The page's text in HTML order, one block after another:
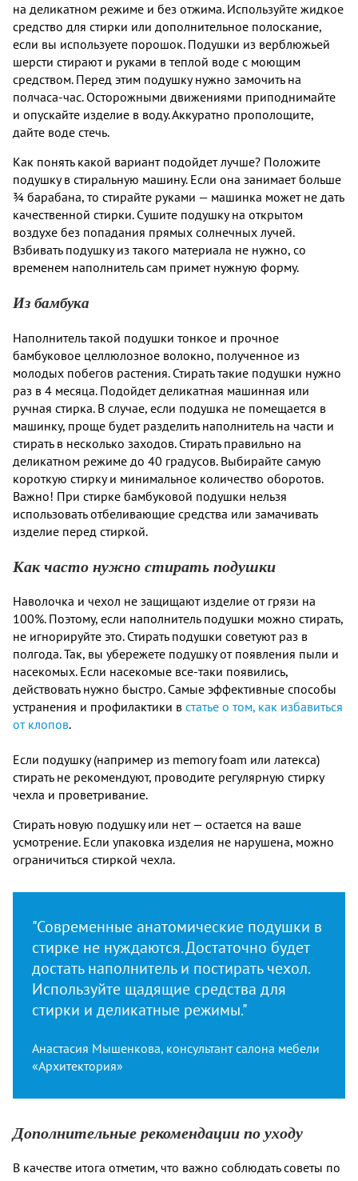
на деликатном режиме и без отжима. Используйте жидкое
средство для стирки или дополнительное полоскание,
если вы используете порошок. Подушки из верблюжьей
шерсти стирают и руками в теплой воде с моющим
средством. Перед этим подушку нужно замочить на
полчаса-час. Осторожными движениями приподнимайте
и опускайте изделие в воду. Аккуратно прополощите,
дайте воде стечь.
Как понять какой вариант подойдет лучше? Положите
подушку в стиральную машину. Если она занимает больше
¾ барабана, то стирайте руками — машинка может не дать
качественной стирки. Сушите подушку на открытом
воздухе без попадания прямых солнечных лучей.
Взбивать подушку из такого материала не нужно, со
временем наполнитель сам примет нужную форму.
Из бамбука
Наполнитель такой подушки тонкое и прочное
бамбуковое целлюлозное волокно, полученное из
молодых побегов растения. Стирать такие подушки нужно
раз в 4 месяца. Подойдет деликатная машинная или
ручная стирка. В случае, если подушка не помещается в
машинку, проще будет разделить наполнитель на части и
стирать в несколько заходов. Стирать правильно на
деликатном режиме до 40 градусов. Выбирайте самую
короткую стирку и минимальное количество оборотов.
Важно! При стирке бамбуковой подушки нельзя
использовать отбеливающие средства или замачивать
изделие перед стиркой.
Как часто нужно стирать подушки
Наволочка и чехол не защищают изделие от грязи на
100%. Поэтому, если наполнитель подушки можно стирать,
не игнорируйте это. Стирать подушки советуют раз в
полгода. Так, вы убережете подушку от появления пыли и
насекомых. Если насекомые все-таки появились,
действовать нужно быстро. Самые эффективные способы
устранения и профилактики в статье о том, как избавиться
от клопов.
Если подушку (например из memory foam или латекса)
стирать не рекомендуют, проводите регулярную стирку
чехла и проветривание.
Стирать новую подушку или нет — остается на ваше
усмотрение. Если упаковка изделия не нарушена, можно
ограничиться стиркой чехла.
"Современные анатомические подушки в
стирке не нуждаются. Достаточно будет
достать наполнитель и постирать чехол.
Используйте щадящие средства для
стирки и деликатные режимы."
Анастасия Мышенкова, консультант салона мебели
«Архитектория»
Дополнительные рекомендации по уходу
В качестве итога отметим, что важно соблюдать советы по